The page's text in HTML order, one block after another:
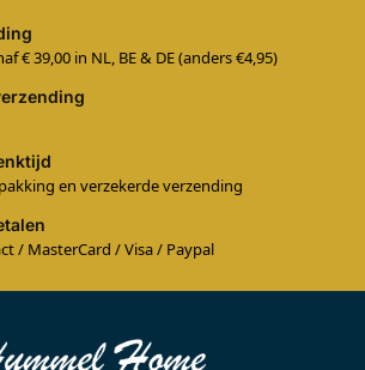
€ 39,00 in NL, BE & DE (anders €4,95)
en verzekerde verzending
/ MasterCard / Visa / Paypal